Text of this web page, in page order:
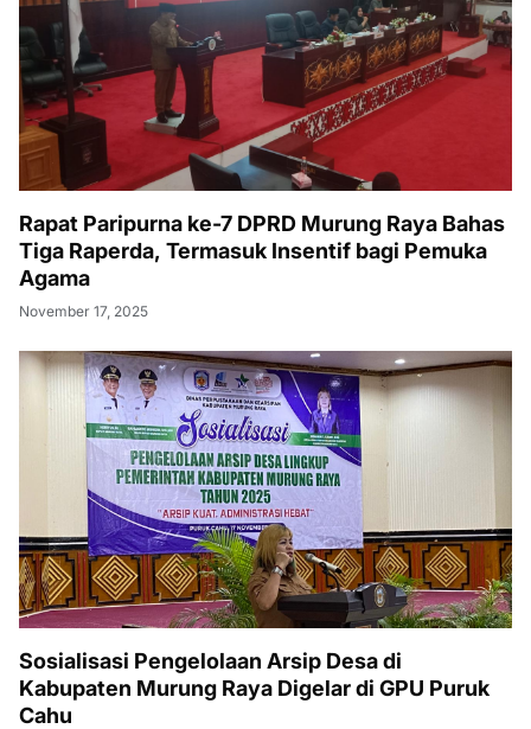
Rapat Paripurna ke-7 DPRD Murung Raya Bahas
Tiga Raperda, Termasuk Insentif bagi Pemuka
Agama
November 17, 2025
Sosialisasi Pengelolaan Arsip Desa di
Kabupaten Murung Raya Digelar di GPU Puruk
Cahu